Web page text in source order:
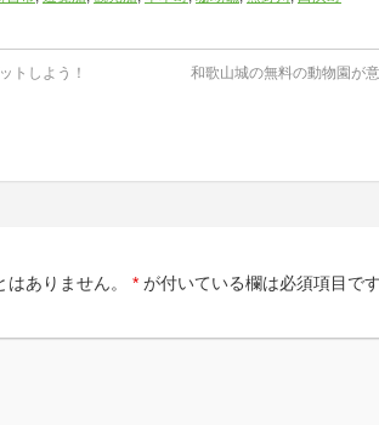
トしよう！ 和歌山城の無料の動物園が
ありません。 * が付いている欄は必須項目です